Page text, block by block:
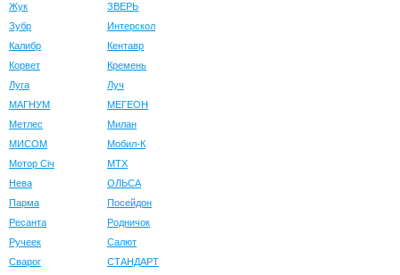
Жук
ЗВЕРЬ
Зубр
Интерскол
Калибр
Кентавр
Корвет
Кремень
Луга
Луч
МАГНУМ
МЕГЕОН
Метлес
Милан
МИСОМ
Мобил-К
Мотор Сiч
МТХ
Нева
ОЛЬСА
Парма
Посейдон
Ресанта
Родничок
Ручеек
Салют
Сварог
СТАНДАРТ